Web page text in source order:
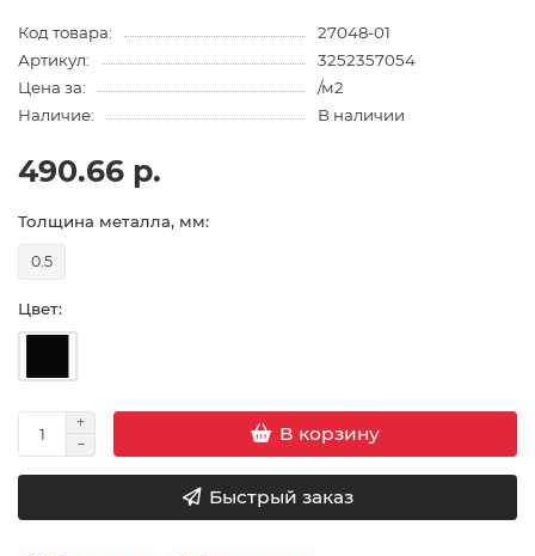
Код товара:
27048-01
Артикул:
3252357054
Цена за:
/м2
Наличие:
В наличии
490.66 р.
Толщина металла, мм:
0.5
Цвет:
В корзину
Быстрый заказ